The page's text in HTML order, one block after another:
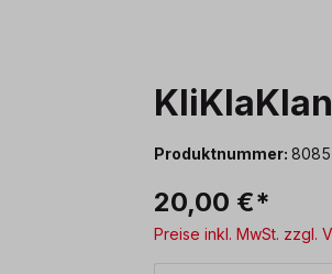
Produktnummer:
20,00 €*
Preise inkl. MwSt. zzgl.